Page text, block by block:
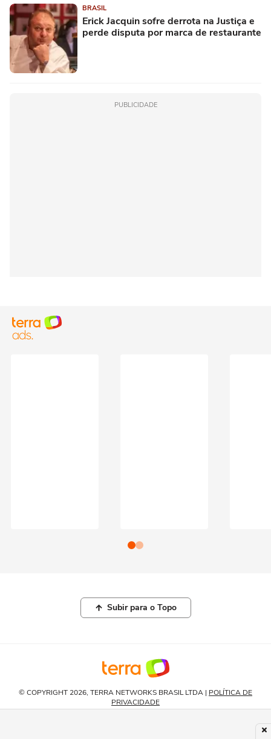
BRASIL
Erick Jacquin sofre derrota na Justiça e
perde disputa por marca de restaurante
PUBLICIDADE
Subir para o Topo
© COPYRIGHT 2026, TERRA NETWORKS BRASIL LTDA | POLÍTICA DE
PRIVACIDADE